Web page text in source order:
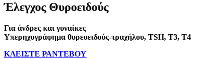
Έλεγχος Θυροειδούς
Για άνδρες και γυναίκες
Υπερηχογράφημα θυρεοειδούς-τραχήλου, TSH, T3, T4
ΚΛΕΙΣΤΕ ΡΑΝΤΕΒΟΥ